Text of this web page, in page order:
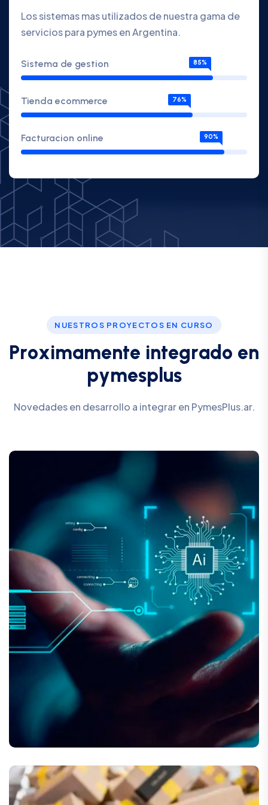
Los sistemas mas utilizados de nuestra gama de
servicios para pymes en Argentina.
Sistema de gestion 85%
Tienda ecommerce 76%
Facturacion online 90%
NUESTROS PROYECTOS EN CURSO
Proximamente integrado en
pymesp us
Novedades en desarrollo a integrar en PymesPlus.ar.